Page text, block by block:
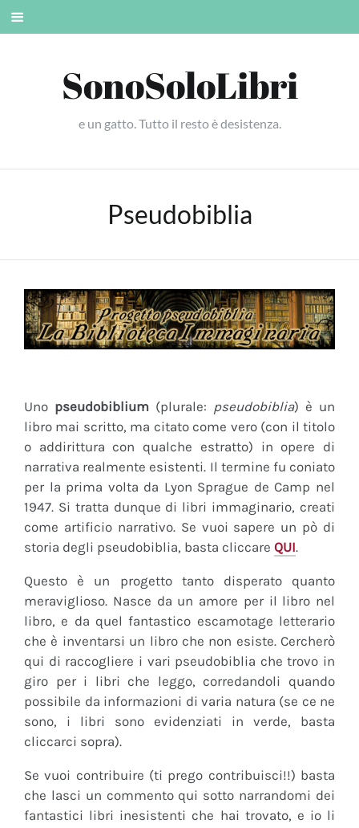
Skip
SonoSoloLibri
e un gatto. Tutto il resto è desistenza.
Pseudobiblia
Uno pseudobiblium (plurale: pseudobiblia) è un
libro mai scritto, ma citato come vero (con il titolo
o addirittura con qualche estratto) in opere di
narrativa realmente esistenti. Il termine fu coniato
per la prima volta da Lyon Sprague de Camp nel
1947. Si tratta dunque di libri immaginario, creati
come artificio narrativo. Se vuoi sapere un pò di
storia degli pseudobiblia, basta cliccare QUI.
Questo è un progetto tanto disperato quanto
meraviglioso. Nasce da un amore per il libro nel
libro, e da quel fantastico escamotage letterario
che è inventarsi un libro che non esiste. Cercherò
qui di raccogliere i vari pseudobiblia che trovo in
giro per i libri che leggo, corredandoli quando
possibile da informazioni di varia natura (se ce ne
sono, i libri sono evidenziati in verde, basta
cliccarci sopra).
Se vuoi contribuire (ti prego contribuisci!!) basta
che lasci un commento qui sotto narrandomi dei
fantastici libri inesistenti che hai trovato, e io li